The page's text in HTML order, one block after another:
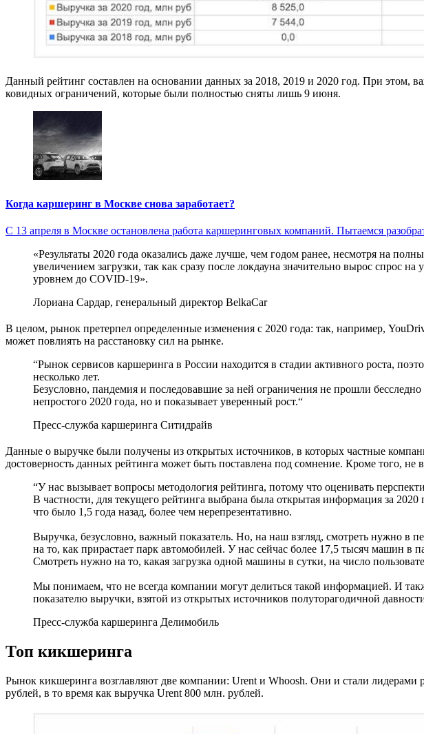
Данный рейтинг составлен на основании данных за 2018, 2019 и 2020 год. При этом,
ковидных ограничений, которые были полностью сняты лишь 9 июня.
Когда каршеринг в Москве снова заработает?
С 13 апреля в Москве остановлена работа каршеринговых компаний. Пытаемся
«Результаты 2020 года оказались даже лучше, чем годом ранее, несмотря на
увеличением загрузки, так как сразу после локдауна значительно вырос
уровнем до COVID-19».
Лориана Сардар, генеральный директор BelkaCar
В целом, рынок претерпел определенные изменения с 2020 года: так, например,
может повлиять на расстановку сил на рынке.
“Рынок сервисов каршеринга в России находится в стадии активного роста,
несколько лет.
Безусловно, пандемия и последовавшие за ней ограничения не прошли
непростого 2020 года, но и показывает уверенный рост.“
Пресс-служба каршеринга Ситидрайв
Данные о выручке были получены из открытых источников, в которых частные
достоверность данных рейтинга может быть поставлена под сомнение. Кроме того,
“У нас вызывает вопросы методология рейтинга, потому что оценивать
В частности, для текущего рейтинга выбрана была открытая информация за
что было 1,5 года назад, более чем нерепрезентативно.
Выручка, безусловно, важный показатель. Но, на наш взгляд, смотреть нужно в
на то, как прирастает парк автомобилей. У нас сейчас более 17,5 тысяч машин в
Смотреть нужно на то, какая загрузка одной машины в сутки, на число
Мы понимаем, что не всегда компании могут делиться такой информацией. И
показателю выручки, взятой из открытых источников полуторагодичной
Пресс-служба каршеринга Делимобиль
Топ кикшеринга
Рынок кикшеринга возглавляют две компании: Urent и Whoosh. Они и стали лидерами
рублей, в то время как выручка Urent 800 млн. рублей.